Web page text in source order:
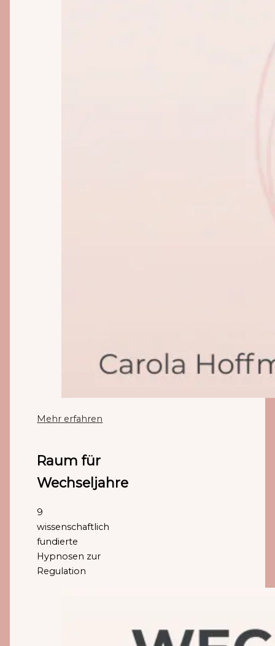
Mehr erfahren
Raum für
Wechseljahre
9
wissenschaftlich
fundierte
Hypnosen zur
Regulation